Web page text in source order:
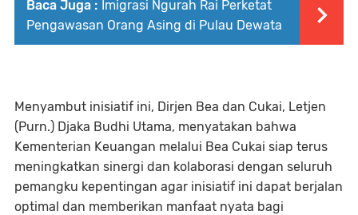
Baca Juga : Imigrasi Ngurah Rai Perketat
Pengawasan Orang Asing di Pulau Dewata
Menyambut inisiatif ini, Dirjen Bea dan Cukai, Letjen
(Purn.) Djaka Budhi Utama, menyatakan bahwa
Kementerian Keuangan melalui Bea Cukai siap terus
meningkatkan sinergi dan kolaborasi dengan seluruh
pemangku kepentingan agar inisiatif ini dapat berjalan
optimal dan memberikan manfaat nyata bagi